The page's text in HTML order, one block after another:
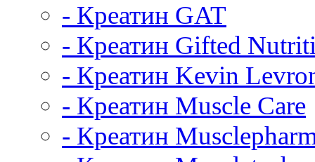
- Креатин GAT
- Креатин Gifted
- Креатин Kevin
- Креатин Muscle Care
- Креатин